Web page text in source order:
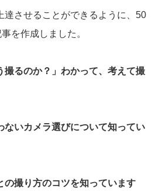
達させることができるように、50
を作成しました。
るのか？」わかって、考えて撮
いカメラ選びについて知ってい
撮り方のコツを知っています